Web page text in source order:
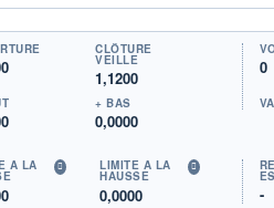
CLÔTURE
VEILLE
1,1200
+ BAS
0,0000
0
À LA LIMITE À LA
HAUSSE
0,0000 -